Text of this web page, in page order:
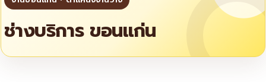
ช่างบริการ ขอนแก่น